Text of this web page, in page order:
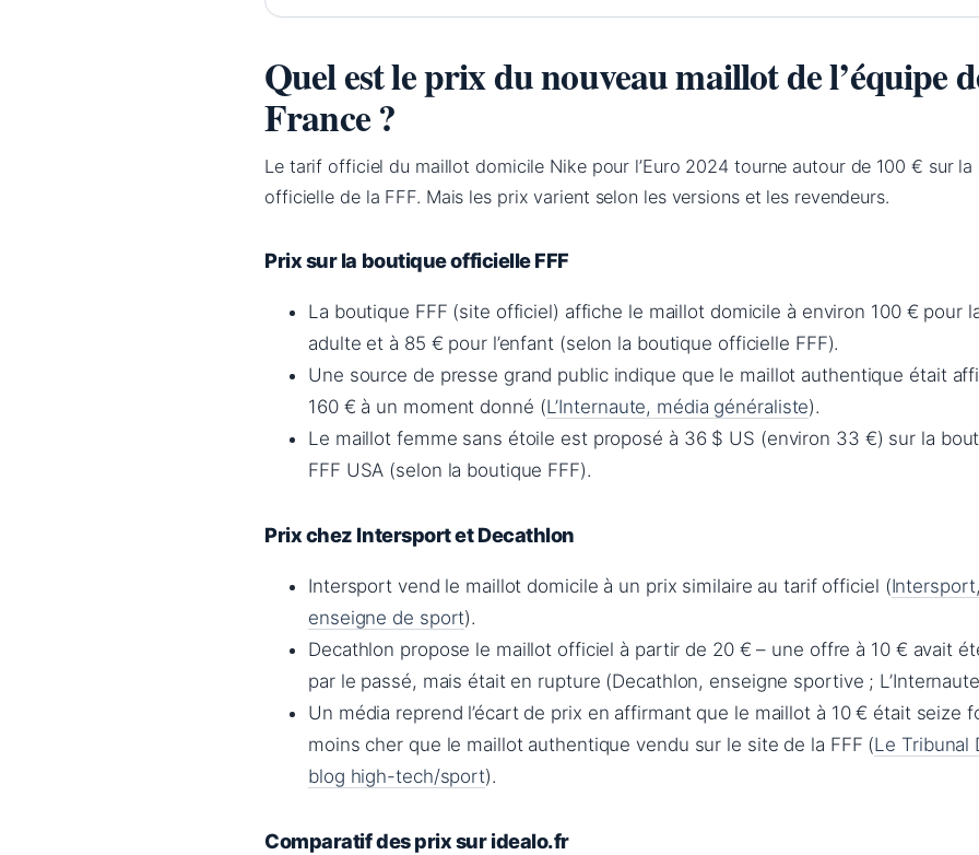
Quel est le prix du nouveau maillot de l’équipe
France ?
Le tarif officiel du maillot domicile Nike pour l’Euro 2024 tourne autour de 100 € sur la
officielle de la FFF. Mais les prix varient selon les versions et les revendeurs.
Prix sur la boutique officielle FFF
La boutique FFF (site officiel) affiche le maillot domicile à environ 100 € pour
adulte et à 85 € pour l’enfant (selon la boutique officielle FFF).
Une source de presse grand public indique que le maillot authentique était
160 € à un moment donné (L’Internaute, média généraliste).
Le maillot femme sans étoile est proposé à 36 $ US (environ 33 €) sur la
FFF USA (selon la boutique FFF).
Prix chez Intersport et Decathlon
Intersport vend le maillot domicile à un prix similaire au tarif officiel (
enseigne de sport).
Decathlon propose le maillot officiel à partir de 20 € – une offre à 10 € avait
par le passé, mais était en rupture (Decathlon, enseigne sportive ;
Un média reprend l’écart de prix en affirmant que le maillot à 10 € était seize
moins cher que le maillot authentique vendu sur le site de la FFF (Le Tribunal
blog high-tech/sport).
Comparatif des prix sur idealo.fr